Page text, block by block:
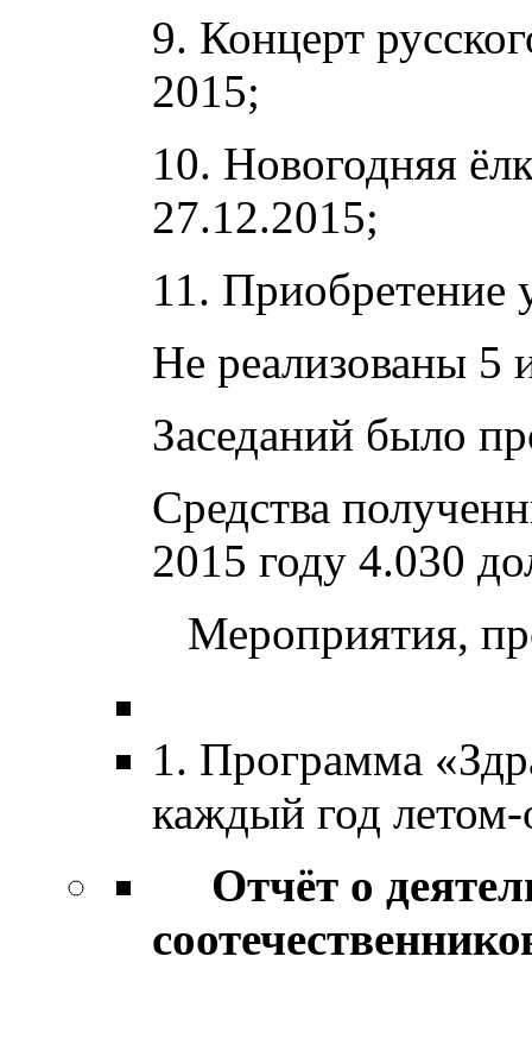
9. Концерт
2015;
10. Новогодняя
27.12.2015;
11. Приобретение
Не реализованы 5
Заседаний было
Средства
2015 году 4.030
Мероприятия,
1. Программа
каждый год
Отчёт о